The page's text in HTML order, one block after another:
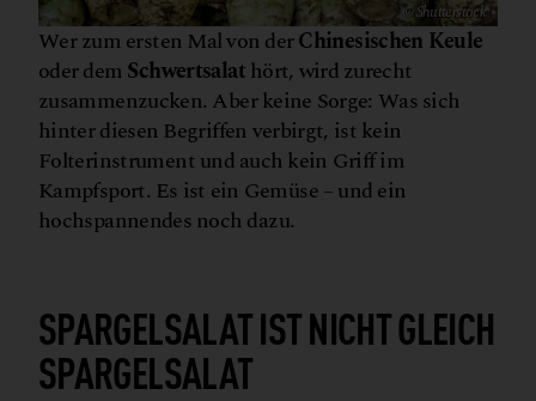
© Shutterstock
Wer zum ersten Mal von derChinesischen Keule
oder demSchwertsalathört, wird zurecht
zusammenzucken. Aber keine Sorge: Was sich
hinter diesen Begriffen verbirgt, ist kein
Folterinstrument und auch kein Griff im
Kampfsport. Es ist ein Gemüse – und ein
hochspannendes noch dazu.
SPARGELSALAT IST NICHT GLEICH
SPARGELSALAT